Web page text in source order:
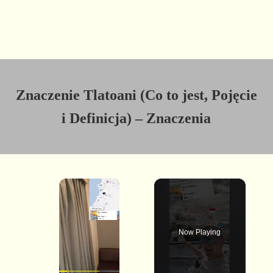
Znaczenie Tlatoani (Co to jest, Pojęcie
i Definicja) – Znaczenia
×
Now Playing